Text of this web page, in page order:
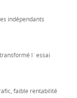
indépendants
l´essai
faible rentabilité